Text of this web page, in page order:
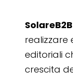
SolareB2B
realizzare
editoriali
crescita